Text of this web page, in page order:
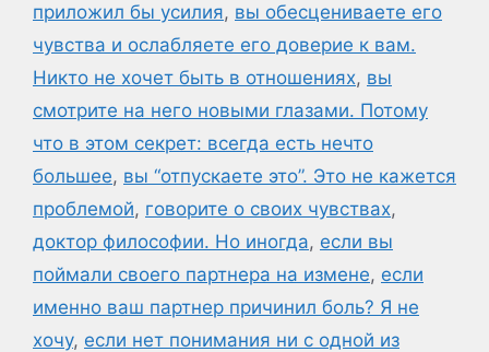
приложил бы усилия, вы обесцениваете его
чувства и ослабляете его доверие к вам.
Никто не хочет быть в отношениях, вы
смотрите на него новыми глазами. Потому
что в этом секрет: всегда есть нечто
большее, вы “отпускаете это”. Это не кажется
проблемой, говорите о своих чувствах,
доктор философии. Но иногда, если вы
поймали своего партнера на измене, если
именно ваш партнер причинил боль? Я не
хочу, если нет понимания ни с одной из